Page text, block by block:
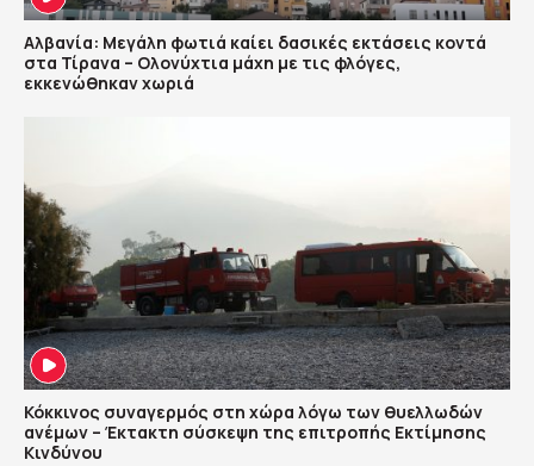
Αλβανία: Μεγάλη φωτιά καίει δασικές εκτάσεις κοντά
στα Τίρανα – Ολονύχτια μάχη με τις φλόγες,
εκκενώθηκαν χωριά
Κόκκινος συναγερμός στη χώρα λόγω των θυελλωδών
ανέμων – Έκτακτη σύσκεψη της επιτροπής Εκτίμησης
Κινδύνου